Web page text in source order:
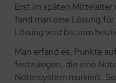
Erst im späten Mittelalter
fand man eine Lösung
Lösung wird bis zum
Man erfand es, Punkte
festzulegen, die eine
Notensystem markiert.